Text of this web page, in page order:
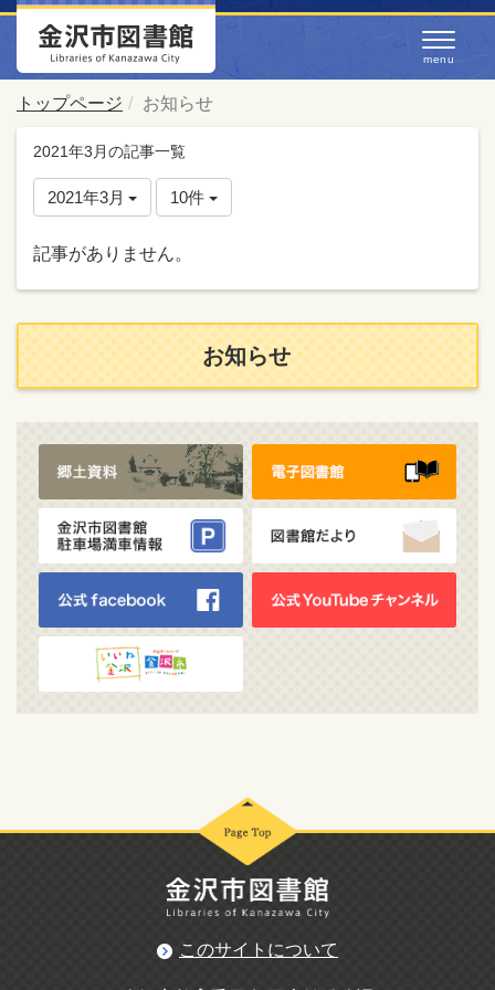
トップページ お知らせ
2021年3月の記事一覧
2021年3月 10件
記事がありません。
お知らせ
このサイトについて